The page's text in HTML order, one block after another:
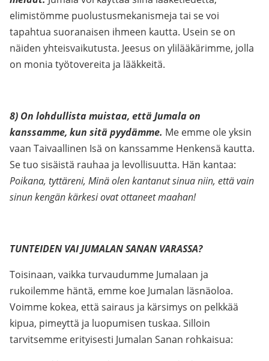
elimistömme puolustusmekanismeja tai se voi
tapahtua suoranaisen ihmeen kautta. Usein se on
näiden yhteisvaikutusta. Jeesus on ylilääkärimme, jolla
on monia työtovereita ja lääkkeitä.
8) On lohdullista muistaa, että Jumala on
kanssamme, kun sitä pyydämme. Me emme ole yksin
vaan Taivaallinen Isä on kanssamme Henkensä kautta.
Se tuo sisäistä rauhaa ja levollisuutta. Hän kantaa:
Poikana, tyttäreni, Minä olen kantanut sinua niin, että vain
sinun kengän kärkesi ovat ottaneet maahan!
TUNTEIDEN VAI JUMALAN SANAN VARASSA?
Toisinaan, vaikka turvaudumme Jumalaan ja
rukoilemme häntä, emme koe Jumalan läsnäoloa.
Voimme kokea, että sairaus ja kärsimys on pelkkää
kipua, pimeyttä ja luopumisen tuskaa. Silloin
tarvitsemme erityisesti Jumalan Sanan rohkaisua: